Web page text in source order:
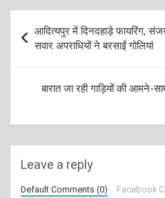
Post
navigation
आदित्यपुर में दिनदहाड़े फायरिंग,
सवार अपराधियों ने बरसाईं गोलियां
बारात जा रही गाड़ियों की
Leave a reply
Default Comments (0) Facebook